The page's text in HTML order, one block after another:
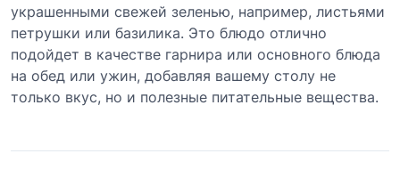
украшенными свежей зеленью, например, листьями
петрушки или базилика. Это блюдо отлично
подойдет в качестве гарнира или основного блюда
на обед или ужин, добавляя вашему столу не
только вкус, но и полезные питательные вещества.